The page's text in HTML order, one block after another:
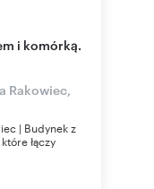
i komórką.
Rakowiec,
| Budynek z
łączy